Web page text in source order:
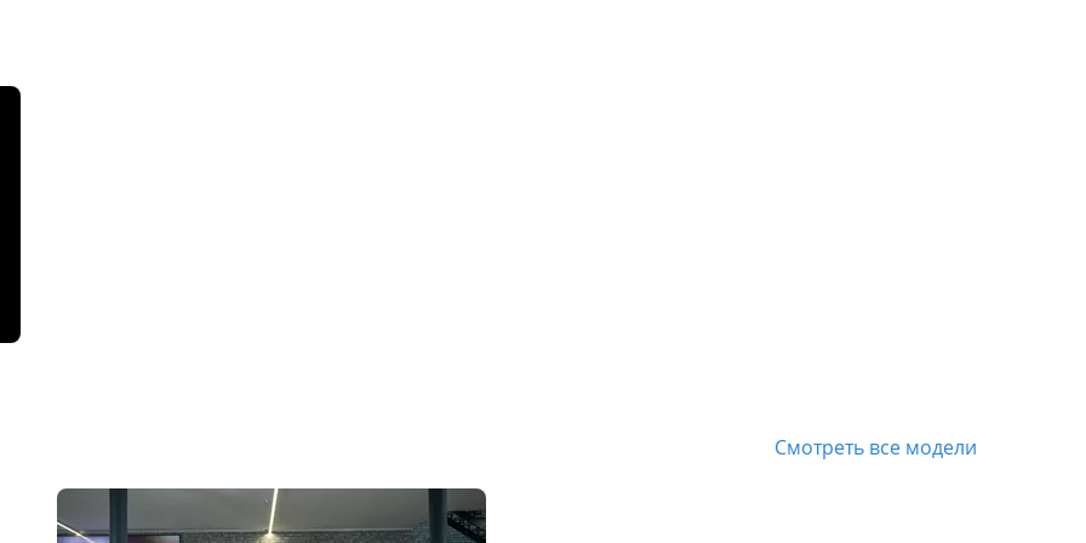
ткань
Смотреть все модели